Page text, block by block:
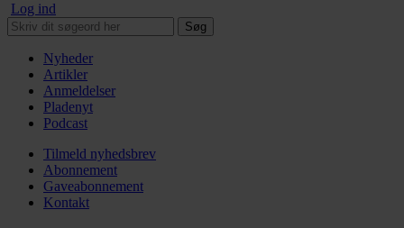
Log ind
Søg
Nyheder
Artikler
Anmeldelser
Pladenyt
Podcast
Tilmeld nyhedsbrev
Abonnement
Gaveabonnement
Kontakt